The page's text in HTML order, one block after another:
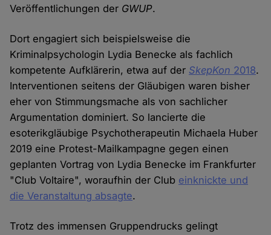
Veröffentlichungen der GWUP.
Dort engagiert sich beispielsweise die
Kriminalpsychologin Lydia Benecke als fachlich
kompetente Aufklärerin, etwa auf der SkepKon 2018.
Interventionen seitens der Gläubigen waren bisher
eher von Stimmungsmache als von sachlicher
Argumentation dominiert. So lancierte die
esoterikgläubige Psychotherapeutin Michaela Huber
2019 eine Protest-Mailkampagne gegen einen
geplanten Vortrag von Lydia Benecke im Frankfurter
"Club Voltaire", woraufhin der Club einknickte und
die Veranstaltung absagte.
Trotz des immensen Gruppendrucks gelingt